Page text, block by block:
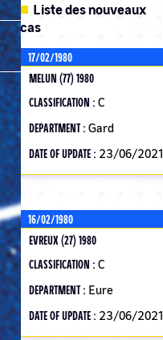
ADVANCED SEARCH
Liste des nouveaux
cas
17/02/1980
MELUN (77) 1980
CLASSIFICATION : C
DEPARTMENT : Gard
DATE OF UPDATE : 23/06/2021
16/02/1980
EVREUX (27) 1980
CLASSIFICATION : C
DEPARTMENT : Eure
DATE OF UPDATE : 23/06/2021